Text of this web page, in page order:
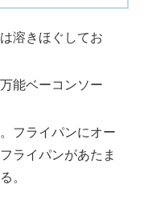
溶きほぐしてお
能ベーコンソー
フライパンにオー
ライパンがあたま
。